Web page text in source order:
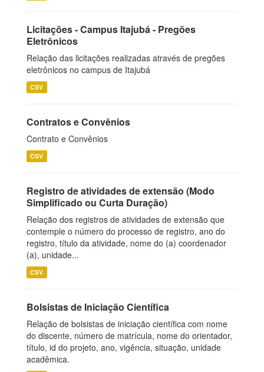
Licitações - Campus Itajubá - Pregões
Eletrônicos
Relação das licitações realizadas através de pregões
eletrônicos no campus de Itajubá
CSV
Contratos e Convênios
Contrato e Convênios
CSV
Registro de atividades de extensão (Modo
Simplificado ou Curta Duração)
Relação dos registros de atividades de extensão que
contemple o número do processo de registro, ano do
registro, título da atividade, nome do (a) coordenador
(a), unidade...
CSV
Bolsistas de Iniciação Científica
Relação de bolsistas de iniciação científica com nome
do discente, número de matrícula, nome do orientador,
título, id do projeto, ano, vigência, situação, unidade
acadêmica.